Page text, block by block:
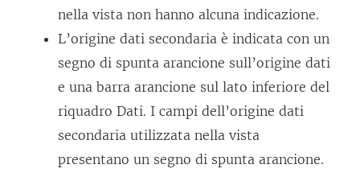
nella vista non hanno alcuna indicazione.
L’origine dati secondaria è indicata con un
segno di spunta arancione sull’origine dati
e una barra arancione sul lato inferiore del
riquadro Dati. I campi dell’origine dati
secondaria utilizzata nella vista
presentano un segno di spunta arancione.